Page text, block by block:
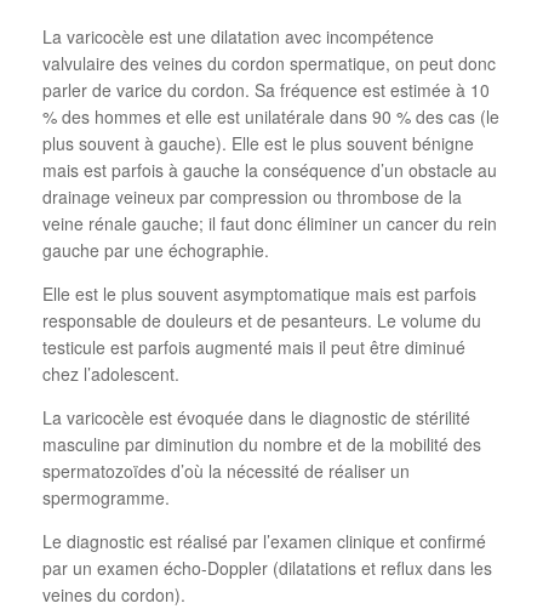
La varicocèle est une dilatation avec incompétence
valvulaire des veines du cordon spermatique, on peut donc
parler de varice du cordon. Sa fréquence est estimée à 10
% des hommes et elle est unilatérale dans 90 % des cas (le
plus souvent à gauche). Elle est le plus souvent bénigne
mais est parfois à gauche la conséquence d’un obstacle au
drainage veineux par compression ou thrombose de la
veine rénale gauche; il faut donc éliminer un cancer du rein
gauche par une échographie.
Elle est le plus souvent asymptomatique mais est parfois
responsable de douleurs et de pesanteurs. Le volume du
testicule est parfois augmenté mais il peut être diminué
chez l’adolescent.
La varicocèle est évoquée dans le diagnostic de stérilité
masculine par diminution du nombre et de la mobilité des
spermatozoïdes d’où la nécessité de réaliser un
spermogramme.
Le diagnostic est réalisé par l’examen clinique et confirmé
par un examen écho-Doppler (dilatations et reflux dans les
veines du cordon).